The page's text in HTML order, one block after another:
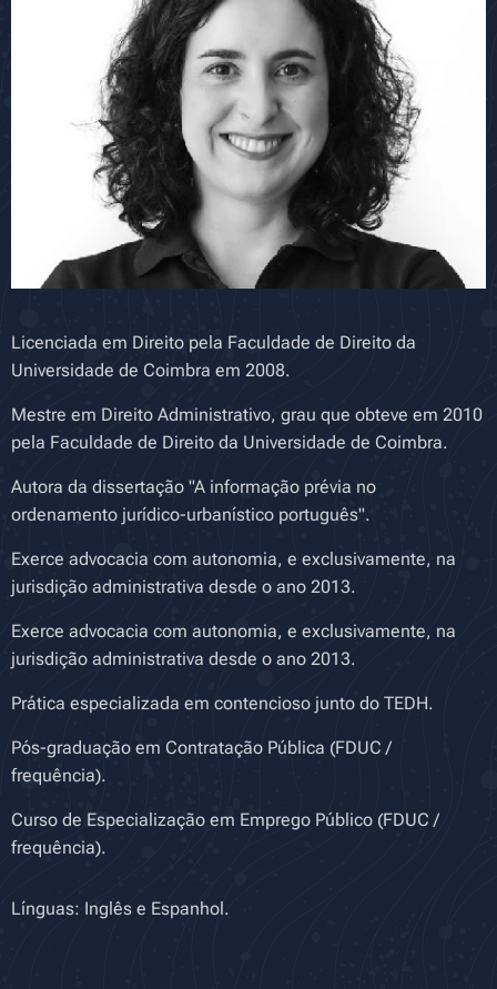
Licenciada em Direito pela Faculdade de Direito da
Universidade de Coimbra em 2008.
Mestre em Direito Administrativo, grau que obteve em 2010
pela Faculdade de Direito da Universidade de Coimbra.
Autora da dissertação "A informação prévia no
ordenamento jurídico-urbanístico português".
Exerce advocacia com autonomia, e exclusivamente, na
jurisdição administrativa desde o ano 2013.
Exerce advocacia com autonomia, e exclusivamente, na
jurisdição administrativa desde o ano 2013.
Prática especializada em contencioso junto do TEDH.
Pós-graduação em Contratação Pública (FDUC /
frequência).
Curso de Especialização em Emprego Público (FDUC /
frequência).
Línguas: Inglês e Espanhol.